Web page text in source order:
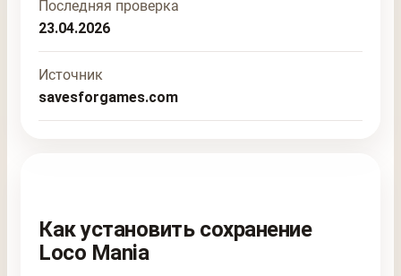
Последняя проверка
23.04.2026
Источник
savesforgames.com
Как установить сохранение
Loco Mania